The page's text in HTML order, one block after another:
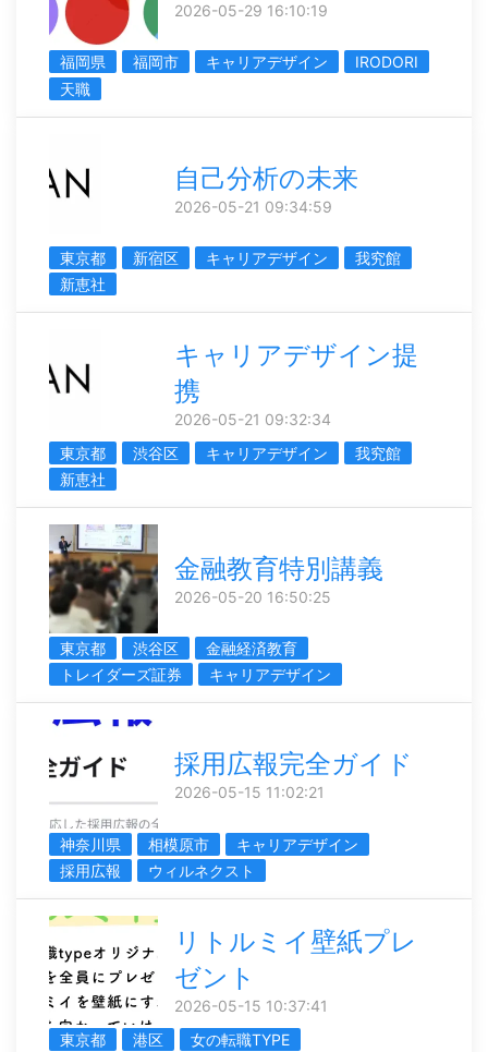
2026-05-29 16:10:19
福岡県 福岡市 キャリアデザイン
IRODORI
天職
自己分析の未来
2026-05-21 09:34:59
東京都 新宿区 キャリアデザイン
我究館
新恵社
キャリアデザイン提
携
2026-05-21 09:32:34
東京都
渋谷区 キャリアデザイン
我究館
新恵社
金融教育特別講義
2026-05-20 16:50:25
東京都 渋谷区
金融経済教育
トレイダーズ証券
キャリアデザイン
採用広報完全ガイド
2026-05-15 11:02:21
神奈川県 相模原市
キャリアデザイン
採用広報
ウィルネクスト
リトルミイ壁紙プレ
ゼント
2026-05-15 10:37:41
東京都
港区
女の転職TYPE